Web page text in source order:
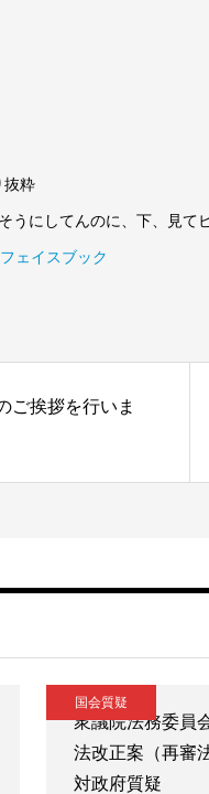
抜粋
にしてんのに、下、見て
ェイスブック
ご挨拶を行いま
国会質疑
衆議院法務委
法改正案（再審
対政府質疑